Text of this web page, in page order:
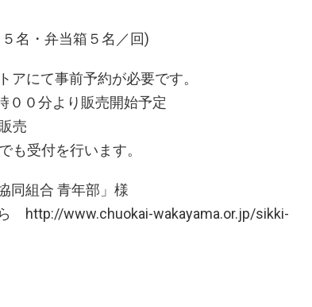
・弁当箱５名／回)
アにて事前予約が必要です。
分より販売開始予定
日前まで販売
付を行います。
同組合 青年部」様
http://www.chuokai-wakayama.or.jp/sikki-